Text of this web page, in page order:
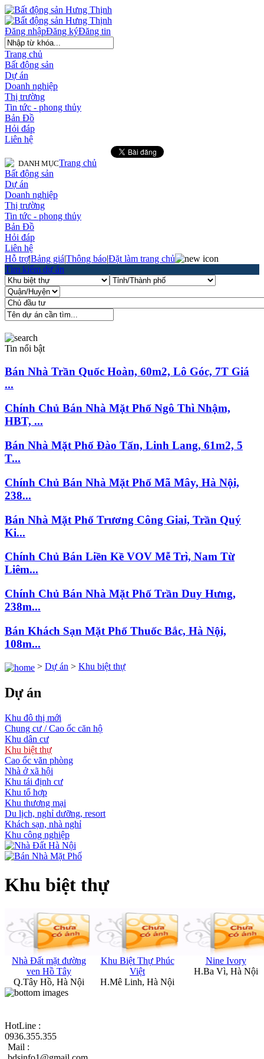
Đăng ký
Đăng nhập Đăng tin
Trang chủ
Bất động sản
Dự án
Doanh nghiệp
Thị trường
Tin tức - phong thủy
Bản Đồ
Hỏi đáp
Liên hệ
DANH MỤCTrang chủ
Bất động sản
Dự án
Doanh nghiệp
Thị trường
Tin tức - phong thủy
Bản Đồ
Hỏi đáp
Liên hệ
Hỗ trợ|Bảng giá|Thông báo|Đặt làm trang chủ
Tìm kiếm dự án
Tin nổi bật
Bán Nhà Trần Quốc Hoàn, 60m2, Lô Góc, 7T Giá
...
Chính Chủ Bán Nhà Mặt Phố Ngô Thì Nhậm,
HBT, ...
Bán Nhà Mặt Phố Đào Tấn, Linh Lang, 61m2, 5
T...
Chính Chủ Bán Nhà Mặt Phố Mã Mây, Hà Nội,
238...
Bán Nhà Mặt Phố Trương Công Giai, Trần Quý
Ki...
Chính Chủ Bán Liền Kề VOV Mễ Trì, Nam Từ
Liêm...
Chính Chủ Bán Nhà Mặt Phố Trần Duy Hưng,
238m...
Bán Khách Sạn Mặt Phố Thuốc Bắc, Hà Nội,
108m...
> Dự án > Khu biệt thự
Dự án
Khu đô thị mới
Chung cư / Cao ốc căn hộ
Khu dân cư
Khu biệt thự
Cao ốc văn phòng
Nhà ở xã hội
Khu tái định cư
Khu tổ hợp
Khu thương mại
Du lịch, nghỉ dưỡng, resort
Khách sạn, nhà nghỉ
Khu công nghiệp
Khu biệt thự
Nhà Đất mặt đường
ven Hồ Tây
Q.Tây Hồ, Hà Nội
Khu Biệt Thự Phúc
Việt
H.Mê Linh, Hà Nội
Nine Ivory
H.Ba Vì, Hà Nội
HotLine :
0936.355.355
Mail :